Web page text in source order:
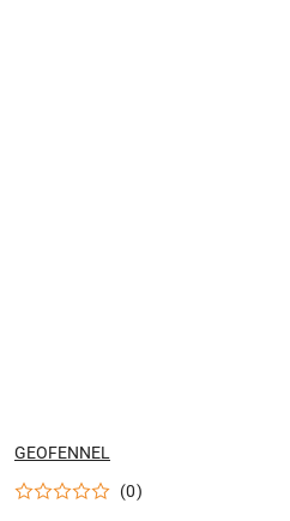
NAZWA
PRODUCENTA:
GEOFENNEL
(0)